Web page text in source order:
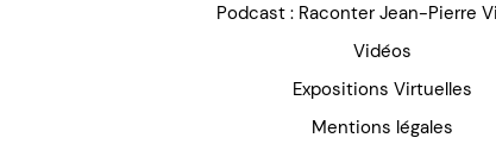
Podcast : Raconter Jean-Pierre
Vidéos
Expositions Virtuelles
Mentions légales